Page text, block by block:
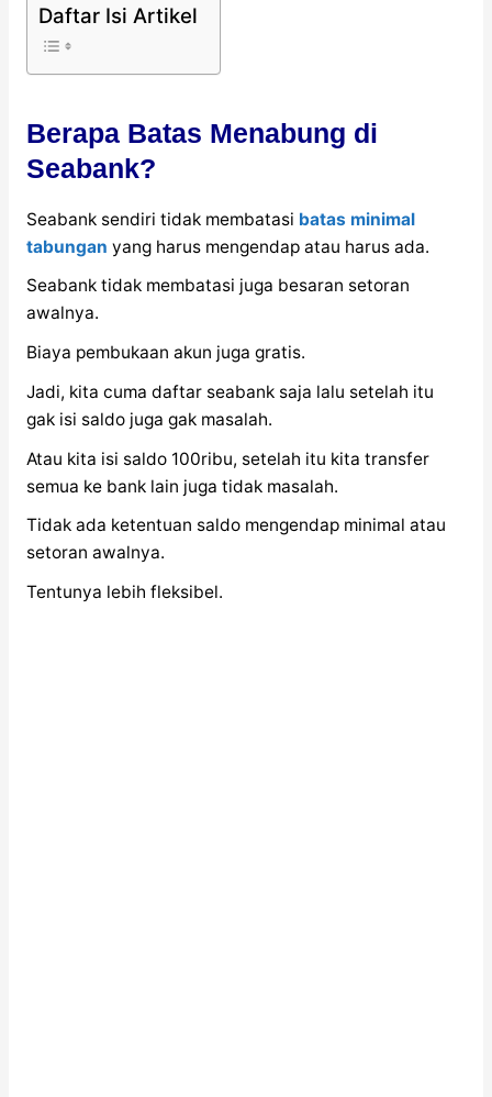
Daftar Isi Artikel
Berapa Batas Menabung di
Seabank?
Seabank sendiri tidak membatasi batas minimal
tabungan yang harus mengendap atau harus ada.
Seabank tidak membatasi juga besaran setoran
awalnya.
Biaya pembukaan akun juga gratis.
Jadi, kita cuma daftar seabank saja lalu setelah itu
gak isi saldo juga gak masalah.
Atau kita isi saldo 100ribu, setelah itu kita transfer
semua ke bank lain juga tidak masalah.
Tidak ada ketentuan saldo mengendap minimal atau
setoran awalnya.
Tentunya lebih fleksibel.